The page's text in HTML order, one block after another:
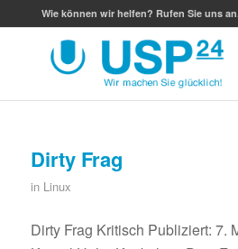
Wie können wir helfen? Rufen Sie uns
Dirty Frag
in Linux
Dirty Frag Kritisch Publiziert: 7.